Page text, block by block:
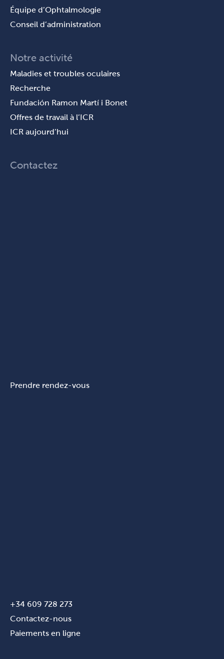
Équipe d’Ophtalmologie
Conseil d’administration
Notre activité
Maladies et troubles oculaires
Recherche
Fundación Ramon Martí i Bonet
Offres de travail à l’ICR
ICR aujourd’hui
Contactez
Prendre rendez-vous
+34 609 728 273
Contactez-nous
Paiements en ligne